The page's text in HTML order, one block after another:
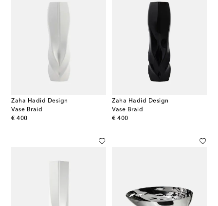
Zaha Hadid Design
Vase Braid
€ 400
original price
Zaha Hadid Design
Vase Braid
€ 400
original price